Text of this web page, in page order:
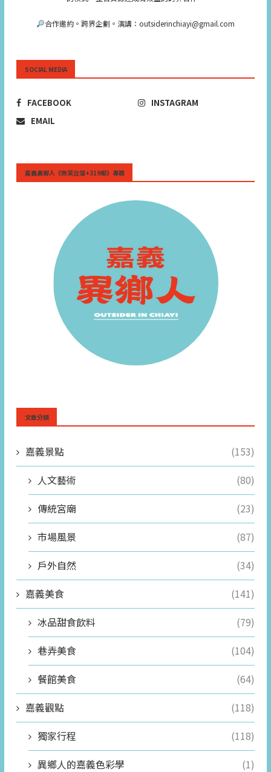
合作邀約。跨界企劃。演講：outsiderinchiayi@gmail.com
SOCIAL MEDIA
FACEBOOK
INSTAGRAM
EMAIL
嘉義異鄉人《微笑台灣+319鄉》專欄
文章分類
嘉義景點
(153)
人文藝術
(80)
傳統宮廟
(23)
市場風景
(87)
戶外自然
(34)
嘉義美食
(141)
冰品甜食飲料
(79)
巷弄美食
(104)
餐館美食
(64)
嘉義觀點
(118)
獨家行程
(118)
異鄉人的嘉義色彩學
(1)